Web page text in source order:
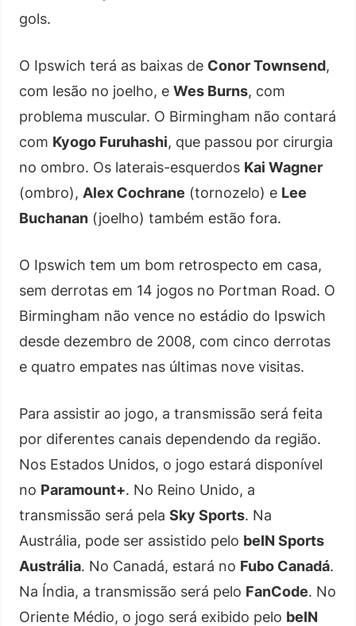
gols.
O Ipswich terá as baixas de Conor Townsend,
com lesão no joelho, e Wes Burns, com
problema muscular. O Birmingham não contará
com Kyogo Furuhashi, que passou por cirurgia
no ombro. Os laterais-esquerdos Kai Wagner
(ombro), Alex Cochrane (tornozelo) e Lee
Buchanan (joelho) também estão fora.
O Ipswich tem um bom retrospecto em casa,
sem derrotas em 14 jogos no Portman Road. O
Birmingham não vence no estádio do Ipswich
desde dezembro de 2008, com cinco derrotas
e quatro empates nas últimas nove visitas.
Para assistir ao jogo, a transmissão será feita
por diferentes canais dependendo da região.
Nos Estados Unidos, o jogo estará disponível
no Paramount+. No Reino Unido, a
transmissão será pela Sky Sports. Na
Austrália, pode ser assistido pelo beIN Sports
Austrália. No Canadá, estará no Fubo Canadá.
Na Índia, a transmissão será pelo FanCode. No
Oriente Médio, o jogo será exibido pelo beIN